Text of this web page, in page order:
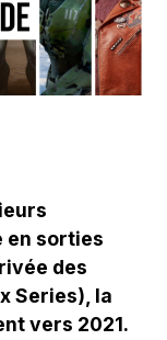
en sorties
des
Series), la
vers 2021.